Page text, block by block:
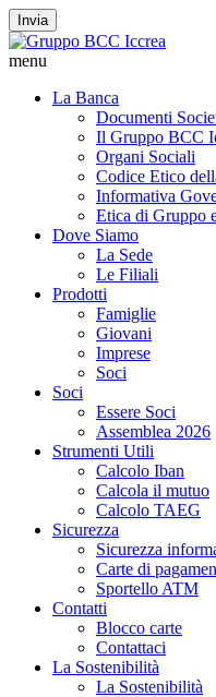
Invia
menu
La Banca
Documenti
Il Gruppo BCC
Organi Sociali
Codice Etico
Informativa
Etica di Gruppo
Dove Siamo
La Sede
Le Filiali
Prodotti
Famiglie
Giovani
Imprese
Soci
Soci
Essere Soci
Assemblea 2026
Strumenti Utili
Calcolo Iban
Calcola il mutuo
Calcolo TAEG
Sicurezza
Sicurezza
Carte di
Sportello ATM
Contatti
Blocco carte
Contattaci
La Sostenibilità
La Sostenibilità